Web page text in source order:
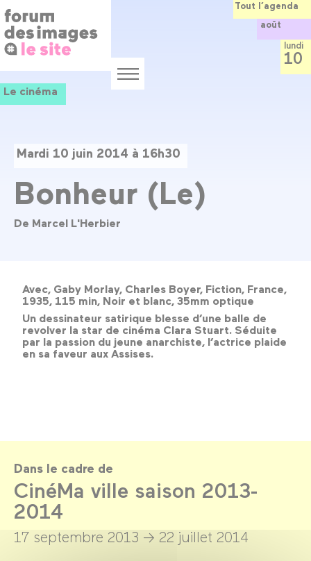
au
contenu
principal
Menu
Le cinéma
Mardi 10 juin 2014 à 16h30
Bonheur (Le)
De Marcel L'Herbier
Avec, Gaby Morlay, Charles Boyer, Fiction, France,
1935, 115 min, Noir et blanc, 35mm optique
Un dessinateur satirique blesse d’une balle de
revolver la star de cinéma Clara Stuart. Séduite
par la passion du jeune anarchiste, l’actrice plaide
en sa faveur aux Assises.
Dans le cadre de
CinéMa ville saison 2013-
2014
17 septembre 2013 → 22 juillet 2014
Tout l’agenda
août
lundi
10